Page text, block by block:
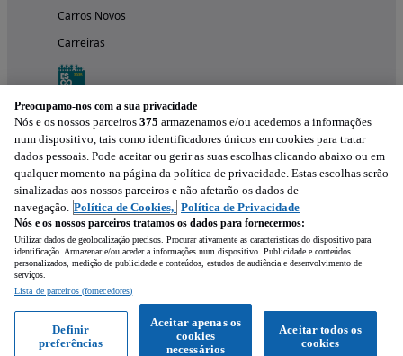
Carros Novos
Carreiras
Experimenta a aplicação
Preocupamo-nos com a sua privacidade
Nós e os nossos parceiros 375 armazenamos e/ou acedemos a informações
num dispositivo, tais como identificadores únicos em cookies para tratar
dados pessoais. Pode aceitar ou gerir as suas escolhas clicando abaixo ou em
qualquer momento na página da política de privacidade. Estas escolhas serão
sinalizadas aos nossos parceiros e não afetarão os dados de
navegação. Política de Cookies, Política de Privacidade
Nós e os nossos parceiros tratamos os dados para fornecermos:
Utilizar dados de geolocalização precisos. Procurar ativamente as características do dispositivo para
identificação. Armazenar e/ou aceder a informações num dispositivo. Publicidade e conteúdos
personalizados, medição de publicidade e conteúdos, estudos de audiência e desenvolvimento de
serviços.
Lista de parceiros (fornecedores)
Aceitar todos os
cookies
Aceitar apenas os
cookies
necessários
Definir
preferências